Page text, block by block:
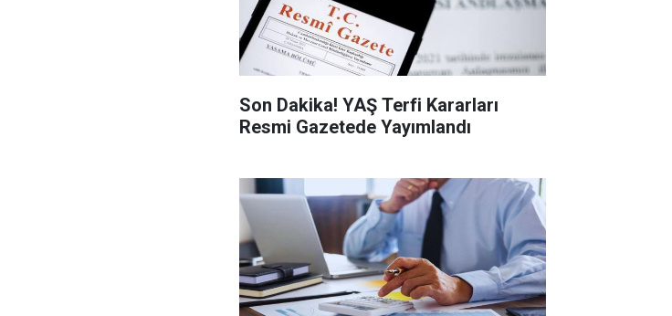
Son Dakika! YAŞ Terfi Kararları
Resmi Gazetede Yayımlandı